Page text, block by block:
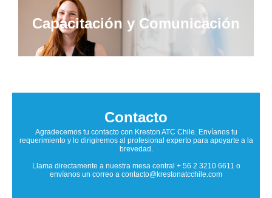
Capacitación y Comunicación
Contacto
Agradecemos tu contacto con Kreston ATC Chile. Envíanos tu
requerimiento y lo dirigiremos al profesional experto para apoyarte a la
brevedad.
Llama directamente a nuestra mesa central + 56 2 3210 6611 o
envíanos un correo a contacto@krestonatcchile.com